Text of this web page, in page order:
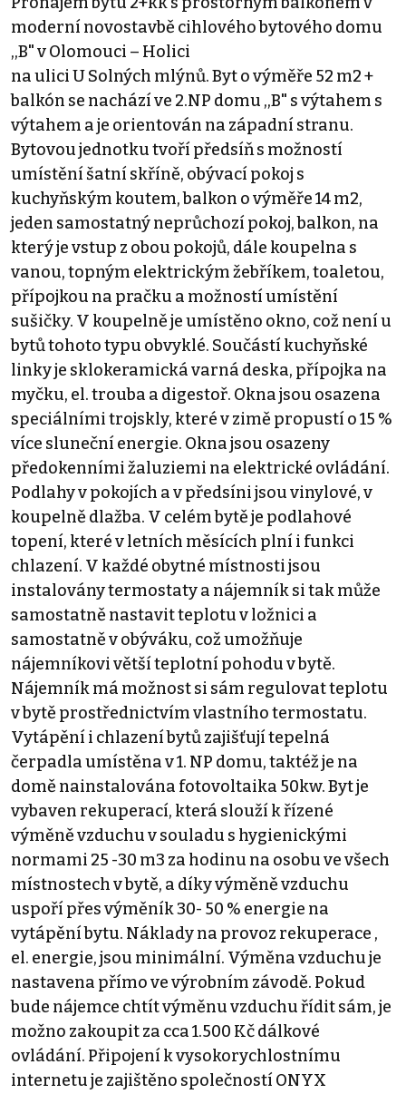
moderní novostavbě cihlového bytového domu
,,B" v Olomouci – Holici
na ulici U Solných mlýnů. Byt o výměře 52 m2 +
balkón se nachází ve 2.NP domu ,,B" s výtahem s
výtahem a je orientován na západní stranu.
Bytovou jednotku tvoří předsíň s možností
umístění šatní skříně, obývací pokoj s
kuchyňským koutem, balkon o výměře 14 m2,
jeden samostatný neprůchozí pokoj, balkon, na
který je vstup z obou pokojů, dále koupelna s
vanou, topným elektrickým žebříkem, toaletou,
přípojkou na pračku a možností umístění
sušičky. V koupelně je umístěno okno, což není u
bytů tohoto typu obvyklé. Součástí kuchyňské
linky je sklokeramická varná deska, přípojka na
myčku, el. trouba a digestoř. Okna jsou osazena
speciálními trojskly, které v zimě propustí o 15 %
více sluneční energie. Okna jsou osazeny
předokenními žaluziemi na elektrické ovládání.
Podlahy v pokojích a v předsíni jsou vinylové, v
koupelně dlažba. V celém bytě je podlahové
topení, které v letních měsících plní i funkci
chlazení. V každé obytné místnosti jsou
instalovány termostaty a nájemník si tak může
samostatně nastavit teplotu v ložnici a
samostatně v obýváku, což umožňuje
nájemníkovi větší teplotní pohodu v bytě.
Nájemník má možnost si sám regulovat teplotu
v bytě prostřednictvím vlastního termostatu.
Vytápění i chlazení bytů zajišťují tepelná
čerpadla umístěna v 1. NP domu, taktéž je na
domě nainstalována fotovoltaika 50kw. Byt je
vybaven rekuperací, která slouží k řízené
výměně vzduchu v souladu s hygienickými
normami 25 -30 m3 za hodinu na osobu ve všech
místnostech v bytě, a díky výměně vzduchu
uspoří přes výměník 30- 50 % energie na
vytápění bytu. Náklady na provoz rekuperace ,
el. energie, jsou minimální. Výměna vzduchu je
nastavena přímo ve výrobním závodě. Pokud
bude nájemce chtít výměnu vzduchu řídit sám, je
možno zakoupit za cca 1.500 Kč dálkové
ovládání. Připojení k vysokorychlostnímu
internetu je zajištěno společností ONYX